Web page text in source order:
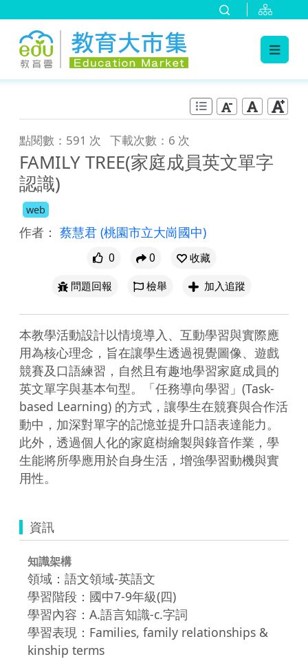
點閱數：591 次 下載次數：6 次
FAMILY TREE(家庭成員英文單字
認識)
web
作者： 蔡慧君 (桃園市立大崗國中)
0 0
收藏
問題回報
檢舉 加入追蹤
本教學活動設計以情境導入、互動學習與實際應
用為核心理念，旨在讓學生透過視覺圖像、遊戲
競賽及口語練習，自然且有趣地學習家庭成員的
英文單字與基本句型。「任務導向學習」(Task-
based Learning) 的方式，讓學生在競賽與合作活
動中，加深對單字的記憶並提升口語表達能力。
此外，透過個人化的家庭樹繪製與錄音作業，學
生能將所學應用於自身生活，增強學習動機與實
用性。
資訊
知識架構
領域：語文領域-英語文
學習階段：國中7-9年級(四)
學習內容：A.語言知識-c.字詞
學習表現：Families, family relationships &
kinship terms